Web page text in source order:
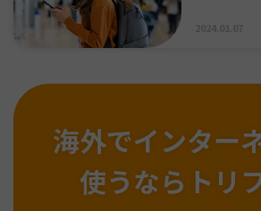
海外でインター
使うならトリ